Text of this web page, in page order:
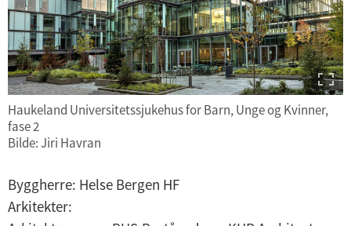
Haukeland Universitetssjukehus for Barn, Unge og Kvinner,
fase 2
Bilde: Jiri Havran
Byggherre: Helse Bergen HF
Arkitekter: